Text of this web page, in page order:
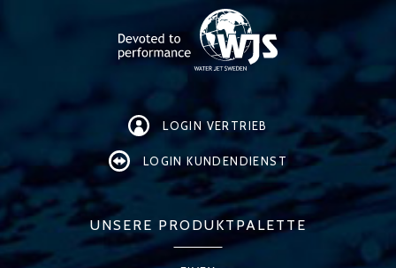
LOGIN VERTRIEB
LOGIN KUNDENDIENST
UNSERE PRODUKTPALETTE